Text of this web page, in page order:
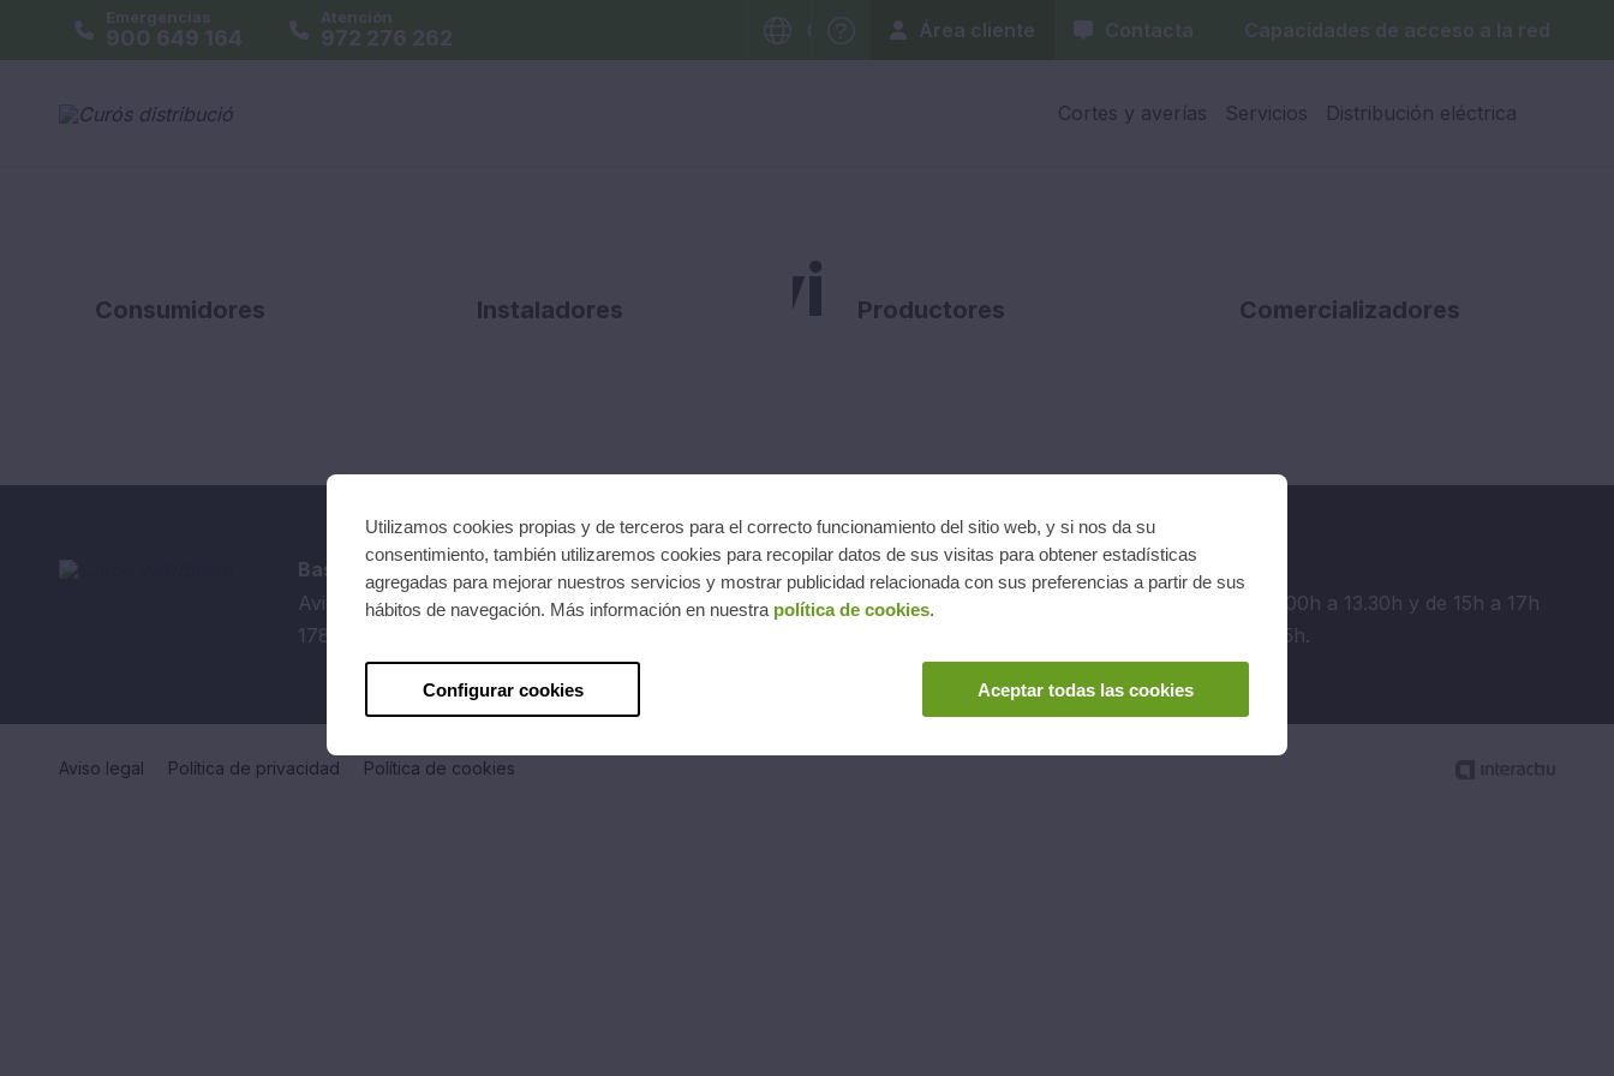
Emergencias
900 649 164
Atención
972 276 262 CATALÀ CASTELLANO
Área cliente Contacta Capacidades de acceso a la red
Cortes y averías Servicios Distribución eléctrica
Servicios
Consumidores Instaladores Productores Comercializadores
Bassols distribució Olot
Avinguda de Girona, 2
17800 Olot
Bassols distribució Banyoles
Carrer de la Llibertat, 143
Horario
De lunes a jueves: 9.00h a 13.30h y de 15h a 17h
Viernes de 9.00h a 15h.
Aviso legal Política de privacidad Política de cookies
Utilizamos cookies propias y de terceros para el correcto funcionamiento del sitio web, y si nos da su
consentimiento, también utilizaremos cookies para recopilar datos de sus visitas para obtener estadísticas
agregadas para mejorar nuestros servicios y mostrar publicidad relacionada con sus preferencias a partir de sus
hábitos de navegación. Más información en nuestra política de cookies.
Configurar cookies Aceptar todas las cookies